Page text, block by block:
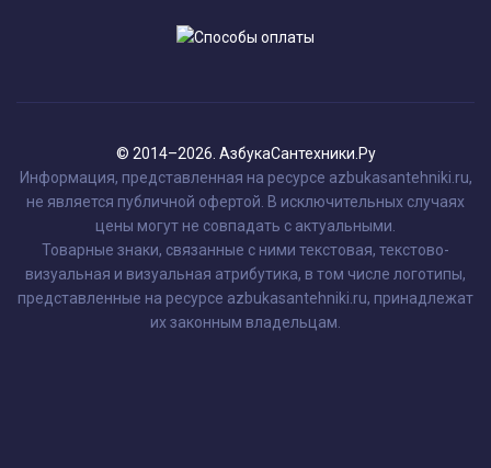
© 2014–2026. АзбукаСантехники.Ру
Информация, представленная на ресурсе azbukasantehniki.ru,
не является публичной офертой. В исключительных случаях
цены могут не совпадать с актуальными.
Товарные знаки, связанные с ними текстовая, текстово-
визуальная и визуальная атрибутика, в том числе логотипы,
представленные на ресурсе azbukasantehniki.ru, принадлежат
их законным владельцам.